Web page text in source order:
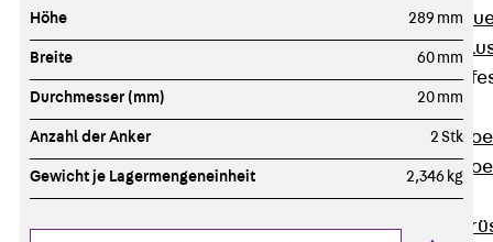
Zurück
Zurück
Gerüstschuhe
Zurück
Höhe 289 mm
Breite 60 mm
Durchmesser (mm) 20 mm
Anzahl der Anker 2 Stk
Gewicht je Lagermengeneinheit 2,346 kg